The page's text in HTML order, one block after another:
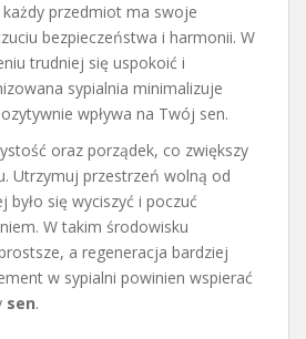
przedmiot ma swoje
bezpieczeństwa i harmonii. W
trudniej się uspokoić i
sypialnia minimalizuje
wpływa na Twój sen.
oraz porządek, co zwiększy
Utrzymuj przestrzeń wolną od
było się wyciszyć i poczuć
W takim środowisku
a regeneracja bardziej
w sypialni powinien wspierać
sen.